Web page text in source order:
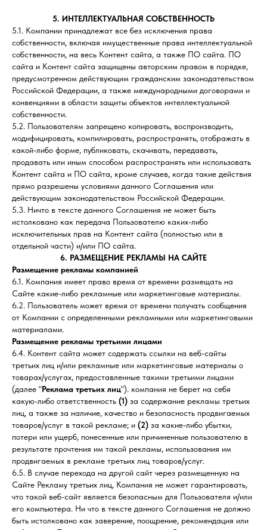
5. ИНТЕЛЛЕКТУАЛЬНАЯ СОБСТВЕННОСТЬ
5.1. Компании принадлежат все без исключения права
собственности, включая имущественные права интеллектуальной
собственности, на весь Контент сайта, а также ПО сайта. ПО
сайта и Контент сайта защищены авторским правом в порядке,
предусмотренном действующим гражданским законодательством
Российской Федерации, а также международными договорами и
конвенциями в области защиты объектов интеллектуальной
собственности.
5.2. Пользователям запрещено копировать, воспроизводить,
модифицировать, компилировать, распространять, отображать в
какой-либо форме, публиковать, скачивать, передавать,
продавать или иным способом распространять или использовать
Контент сайта и ПО сайта, кроме случаев, когда такие действия
прямо разрешены условиями данного Соглашения или
действующим законодательством Российской Федерации.
5.3. Ничто в тексте данного Соглашения не может быть
истолковано как передача Пользователю каких-либо
исключительных прав на Контент сайта (полностью или в
отдельной части) и/или ПО сайта.
6. РАЗМЕЩЕНИЕ РЕКЛАМЫ НА САЙТЕ
Размещение рекламы компанией
6.1. Компания имеет право время от времени размещать на
Сайте какие-либо рекламные или маркетинговые материалы.
6.2. Пользователь может время от времени получать сообщения
от Компании с определенными рекламными или маркетинговыми
материалами.
Размещение рекламы третьими лицами
6.4. Контент сайта может содержать ссылки на веб-сайты
третьих лиц и/или рекламные или маркетинговые материалы о
товарах/услугах, предоставленные такими третьими лицами
(далее "Реклама третьих лиц"). компания не берет на себя
какую-либо ответственность (1) за содержание рекламы третьих
лиц, а также за наличие, качество и безопасность продвигаемых
товаров/услуг в такой рекламе; и (2) за какие-либо убытки,
потери или ущерб, понесенные или причиненные пользователю в
результате прочтения им такой рекламы, использования им
продвигаемых в рекламе третьих лиц товаров/услуг.
6.5. В случае перехода на другой сайт через размещенную на
Сайте Рекламу третьих лиц, Компания не может гарантировать,
что такой веб-сайт является безопасным для Пользователя и/или
его компьютера. Ни что в тексте данного Соглашения не должно
быть истолковано как заверение, поощрение, рекомендация или